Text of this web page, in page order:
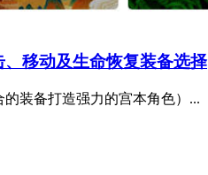
移动及生命恢复装备选择
的装备打造强力的宫本角色）...